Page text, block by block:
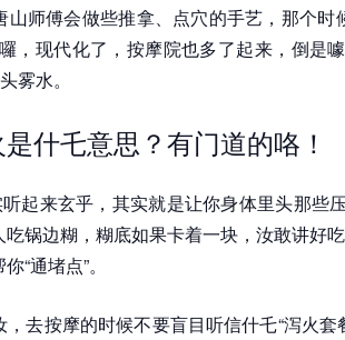
山师傅会做些推拿、点穴的手艺，那个时
，现代化了，按摩院也多了起来，倒是
雾水。
什乇意思？有门道的咯！
起来玄乎，其实就是让你身体里头那些
锅边糊，糊底如果卡着一块，汝敢讲好
“通堵点”。
去按摩的时候不要盲目听信什乇“泻火